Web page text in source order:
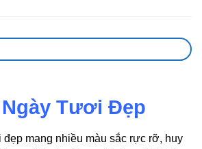
Tươi Đẹp
mang nhiều màu sắc rực rỡ, huy